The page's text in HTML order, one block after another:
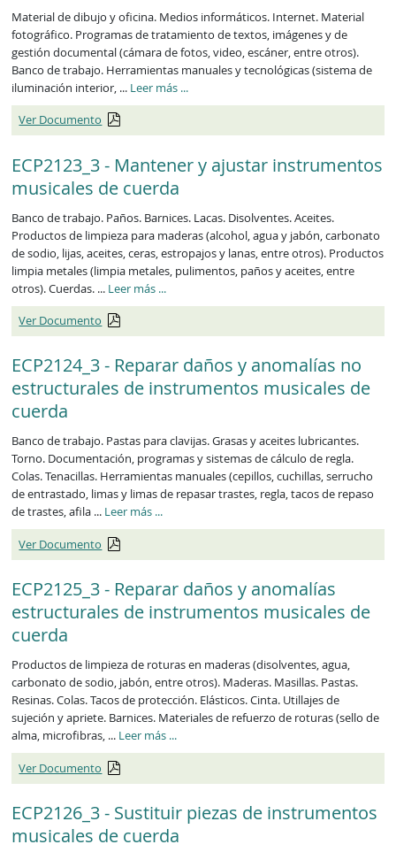
Material de dibujo y oficina. Medios informáticos. Internet. Material
fotográfico. Programas de tratamiento de textos, imágenes y de
gestión documental (cámara de fotos, video, escáner, entre otros).
Banco de trabajo. Herramientas manuales y tecnológicas (sistema de
iluminación interior, ... Leer más ECP2122_3
...
Ver Documento
ECP2123_3 - Mantener y ajustar instrumentos
musicales de cuerda
Banco de trabajo. Paños. Barnices. Lacas. Disolventes. Aceites.
Productos de limpieza para maderas (alcohol, agua y jabón, carbonato
de sodio, lijas, aceites, ceras, estropajos y lanas, entre otros). Productos
limpia metales (limpia metales, pulimentos, paños y aceites, entre
otros). Cuerdas. ... Leer más ECP2123_3
...
Ver Documento
ECP2124_3 - Reparar daños y anomalías no
estructurales de instrumentos musicales de
cuerda
Banco de trabajo. Pastas para clavijas. Grasas y aceites lubricantes.
Torno. Documentación, programas y sistemas de cálculo de regla.
Colas. Tenacillas. Herramientas manuales (cepillos, cuchillas, serrucho
de entrastado, limas y limas de repasar trastes, regla, tacos de repaso
de trastes, afila ... Leer más ECP2124_3
...
Ver Documento
ECP2125_3 - Reparar daños y anomalías
estructurales de instrumentos musicales de
cuerda
Productos de limpieza de roturas en maderas (disolventes, agua,
carbonato de sodio, jabón, entre otros). Maderas. Masillas. Pastas.
Resinas. Colas. Tacos de protección. Elásticos. Cinta. Utillajes de
sujeción y apriete. Barnices. Materiales de refuerzo de roturas (sello de
alma, microfibras, ... Leer más ECP2125_3
...
Ver Documento
ECP2126_3 - Sustituir piezas de instrumentos
musicales de cuerda